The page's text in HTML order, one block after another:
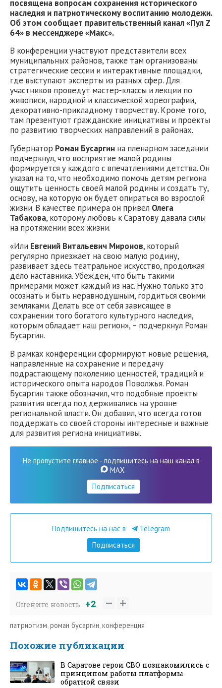
посвящена вопросам сохранения исторического
наследия и патриотическому воспитанию молодежи.
Об этом сообщает правительственный канал «Пул Z
64» в мессенджере «Макс».
В конференции участвуют представители всех
муниципальных районов, также там организованы
стратегические сессии и интерактивные площадки,
где выступают эксперты из разных сфер. Для
участников проведут мастер-классы и лекции по
живописи, народной и классической хореографии,
декоративно-прикладному творчеству. Кроме того,
там презентуют гражданские инициативы и проекты
по развитию творческих направлений в районах.
Губернатор Роман Бусаргин на пленарном заседании
подчеркнул, что восприятие малой родины
формируется у каждого с впечатлениями детства. Он
указал на то, что необходимо помочь детям региона
ощутить ценность своей малой родины и создать ту,
основу, на которую он будет опираться во взрослой
жизни. В качестве примера он привел Олега
Табакова, которому любовь к Саратову давала силы
на протяжении всех жизни.
«Или Евгений Витальевич Миронов, который
регулярно приезжает на свою малую родину,
развивает здесь театральное искусство, продолжая
дело наставника. Убежден, что быть такими
примерами может каждый из нас. Нужно только это
осознать и быть неравнодушным, гордиться своими
земляками. Делать все от себя зависящее в
сохранении того богатого культурного наследия,
которым обладает наш регион», – подчеркнул Роман
Бусаргин.
В рамках конференции сформируют новые решения,
направленные на сохранение и передачу
подрастающему поколению ценностей, традиций и
исторического опыта народов Поволжья. Роман
Бусаргин также обозначил, что подобные проекты
развития всегда поддерживались на уровне
региональной власти. Он добавил, что всегда готов
поддержать со своей стороны интересные и важные
для развития региона инициативы.
Не пропустите главное - подпишитесь на наш канал в
MAX
Подписаться
Подпишитесь на нас в
Telegram
Подписаться
Оцените новость +2
патриотизм,роман бусаргин,конференция
Похожие публикации
В Саратове герои СВО познакомились с
принципом работы платформы
обратной связи